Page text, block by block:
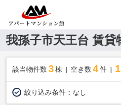
我孫子市天王台 賃貸
該当物件数 3棟 空き数 4 件
絞り込み条件： なし